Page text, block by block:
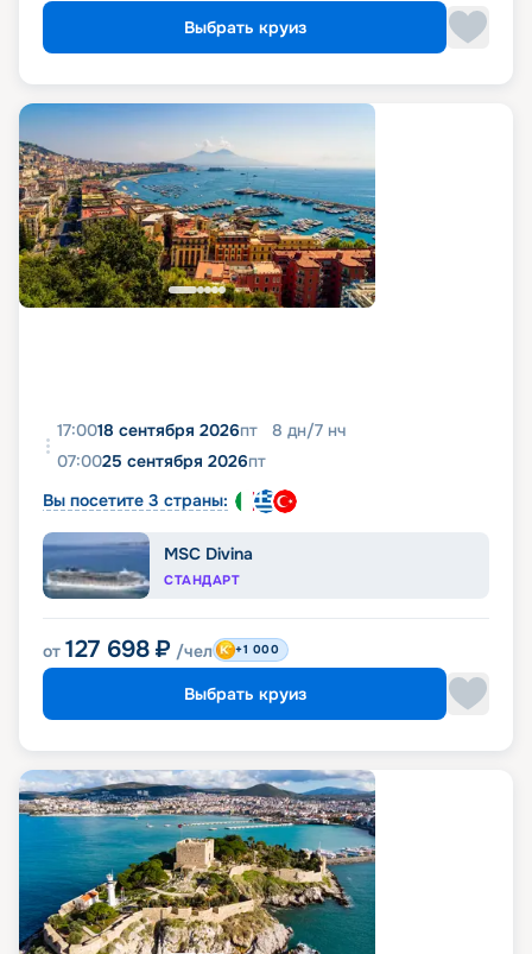
Выбрать круиз
17:0018 сентября 2026пт 8 дн/7 нч
07:0025 сентября 2026пт
Вы посетите 3 страны:
MSC Divina
СТАНДАРТ
от 127 698 ₽ /чел +1 000
Выбрать круиз